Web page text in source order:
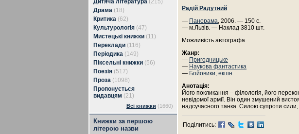
Дитяча література (215)
Драма (18)
Критика (62)
Культурологія (47)
Мистецькі книжки (11)
Переклади (116)
Періодика (149)
Піксельні книжки (56)
Поезія (517)
Проза (1098)
Пропонується
видавцям (21)
Всі книжки (1660)
Книжки за першою
літерою назви
Радій Радутний
— Панорама, 2006. — 150 с.
— м.Львів. — Наклад 3810 шт.
Можливість автографа.
Жанр:
— Пригодницьке
— Наукова фантастика
— Бойовики, екшн
Анотація:
Його покликання – філологія, його
невідомої армії. Він один змушений
надсучасного танка. Силою супроти
Поділитись: